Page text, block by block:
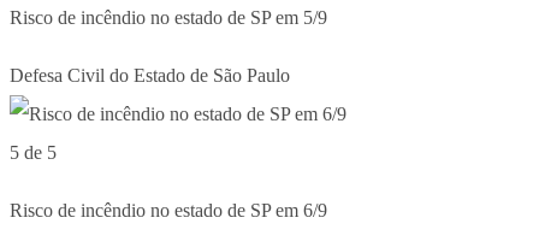
Risco de incêndio no estado de SP em 5/9
Defesa Civil do Estado de São Paulo
5 de 5
Risco de incêndio no estado de SP em 6/9